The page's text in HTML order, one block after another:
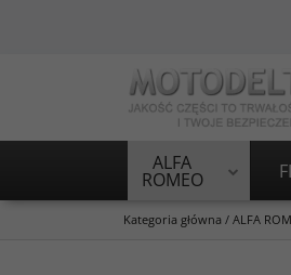
ALFA
ROMEO
Kategoria główna / ALFA